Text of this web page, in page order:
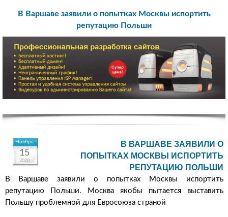
В Варшаве заявили о попытках Москвы испортить
репутацию Польши
Ноябрь
15
2020
В ВАРШАВЕ ЗАЯВИЛИ О
ПОПЫТКАХ МОСКВЫ ИСПОРТИТЬ
РЕПУТАЦИЮ ПОЛЬШИ
В Варшаве заявили о попытках Москвы испортить
репутацию Польши. Москва якобы пытается выставить
Польшу проблемной для Евросоюза страной